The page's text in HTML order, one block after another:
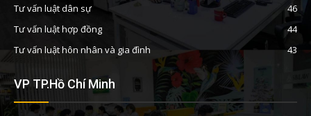
Tư vấn luật dân sự
46
Tư vấn luật hợp đồng
44
Tư vấn luật hôn nhân và gia đình
43
VP TP.Hồ Chí Minh